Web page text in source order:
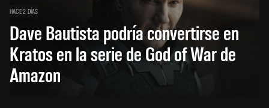
HACE 2 DÍAS
Dave Bautista podría convertirse en
Kratos en la serie de God of War de
Amazon